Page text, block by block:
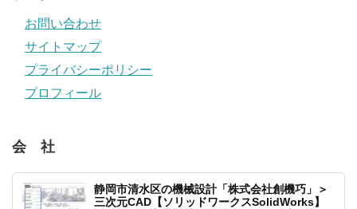
お問い合わせ
サイトマップ
プライバシーポリシー
プロフィール
会 社
静岡市清水区の機械設計「株式会社創機巧」＞
三次元CAD【ソリッドワークスSolidWorks】